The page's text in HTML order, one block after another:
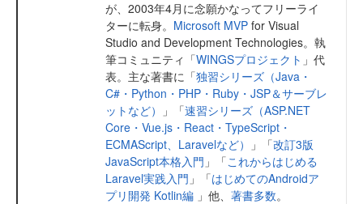
が、2003年4月に念願かなってフリーライ
ターに転身。 Microsoft MVP for Visual
Studio and Development Technologies。執
筆コミュニティ「WINGSプロジェクト 」代
表。主な著書に「独習シリーズ（Java・
C#・Python・PHP・Ruby・JSP＆サーブレ
ットなど）
」「速習シリーズ（ASP.NET
Core・Vue.js・React・TypeScript・
ECMAScript、Laravelなど）
」「改訂3版
JavaScript本格入門 」「これからはじめる
Laravel実践入門 」「はじめてのAndroidア
プリ開発 Kotlin編 」他、 著書多数。